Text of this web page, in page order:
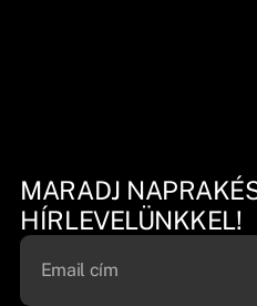
MARADJ
HÍRLEVELÜNKKEL!